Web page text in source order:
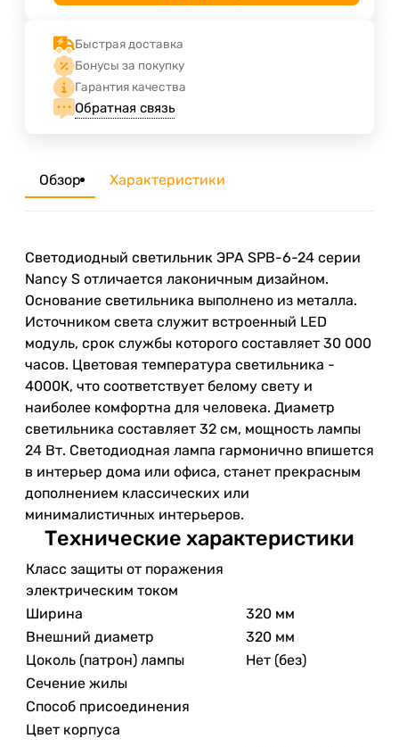
Быстрая доставка
Бонусы за покупку
Гарантия качества
Обратная связь
Обзор Характеристики
Светодиодный светильник ЭРА SPB-6-24 серии
Nancy S отличается лаконичным дизайном.
Основание светильника выполнено из металла.
Источником света служит встроенный LED
модуль, срок службы которого составляет 30 000
часов. Цветовая температура светильника -
4000К, что соответствует белому свету и
наиболее комфортна для человека. Диаметр
светильника составляет 32 см, мощность лампы
24 Вт. Светодиодная лампа гармонично впишется
в интерьер дома или офиса, станет прекрасным
дополнением классических или
минималистичных интерьеров.
Технические характеристики
Класс защиты от поражения
электрическим током
Ширина
320 мм
Внешний диаметр
320 мм
Цоколь (патрон) лампы
Нет (без)
Сечение жилы
Способ присоединения
Цвет корпуса